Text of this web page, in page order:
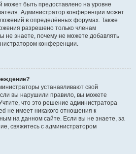
может быть предоставлено на уровне
Администратор конференции может
в определённых форумах. Также
разрешено только членам
не знаете, почему не можете добавлять
конференции.
устанавливают свой
вы нарушили правило, вы можете
что это решение администратора
не имеет никакого отношения к
на данном сайте. Если вы не знаете, за
свяжитесь с администратором